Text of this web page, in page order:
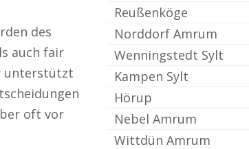
des
auch fair
unterstützt
oft vor
Reußenköge
Norddorf Amrum
Wenningstedt Sylt
Kampen Sylt
Hörup
Nebel Amrum
Wittdün Amrum